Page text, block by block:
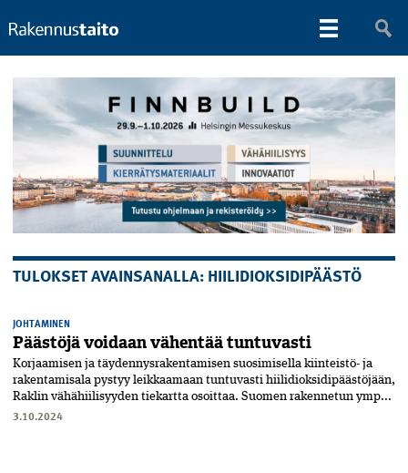
TULOKSET AVAINSANALLA: HIILIDIOKSIDIPÄÄSTÖ
JOHTAMINEN
Päästöjä voidaan vähentää tuntuvasti
Korjaamisen ja täydennys­­rakentamisen suosimisella kiinteistö- ja
rakentamisala pystyy leikkaamaan tuntuvasti hiilidioksidipäästöjään,
Raklin vähähiilisyyden tiekartta osoittaa. Suomen rakennetun ymp...
3.10.2024